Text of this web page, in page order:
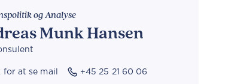
og Analyse
Munk Hansen
for at se mail +45 25 21 60 06